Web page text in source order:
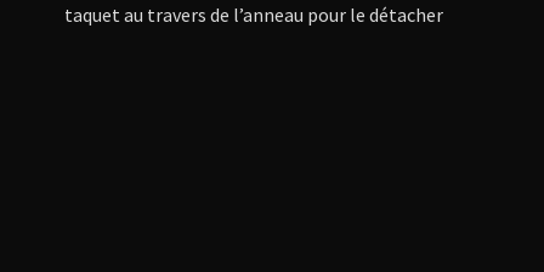
taquet au travers de l’anneau pour le détacher